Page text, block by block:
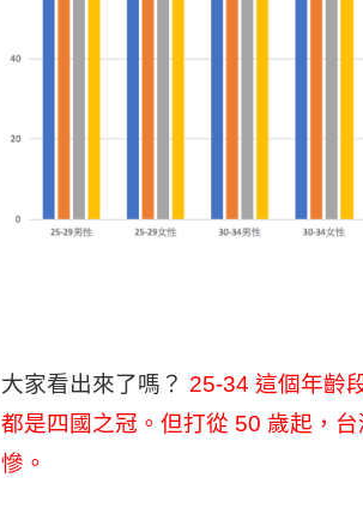
大家看出來了嗎？ 25-34 這個年齡
都是四國之冠。但打從 50 歲起，
慘。